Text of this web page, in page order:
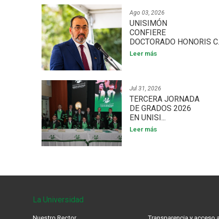
Ago 03, 2026
UNISIMÓN
CONFIERE
DOCTORADO HONORIS
Leer más
Jul 31, 2026
TERCERA JORNADA
DE GRADOS 2026
EN UNISI...
Leer más
La Universidad